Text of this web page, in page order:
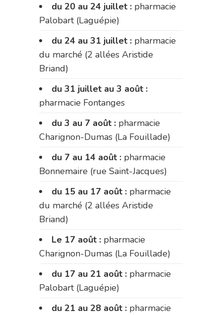
du 20 au 24 juillet : pharmacie
Palobart (Laguépie)
du 24 au 31 juillet : pharmacie
du marché (2 allées Aristide
Briand)
du 31 juillet au 3 août :
pharmacie Fontanges
du 3 au 7 août : pharmacie
Charignon-Dumas (La Fouillade)
du 7 au 14 août : pharmacie
Bonnemaire (rue Saint-Jacques)
du 15 au 17 août : pharmacie
du marché (2 allées Aristide
Briand)
Le 17 août : pharmacie
Charignon-Dumas (La Fouillade)
du 17 au 21 août : pharmacie
Palobart (Laguépie)
du 21 au 28 août : pharmacie